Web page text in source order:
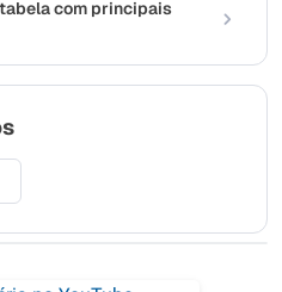
com principais